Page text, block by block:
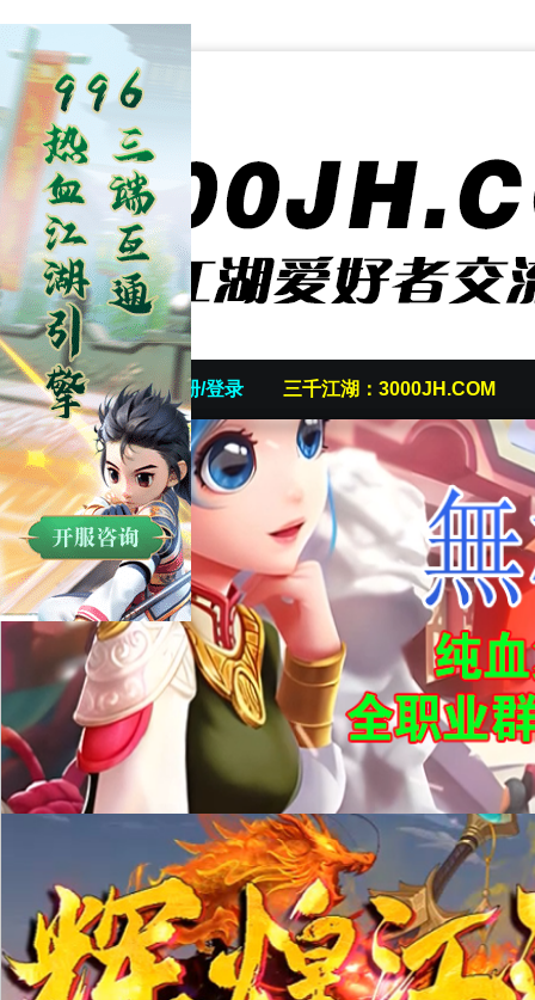
首页 发帖/注册/登录 三千江湖：3000JH.COM